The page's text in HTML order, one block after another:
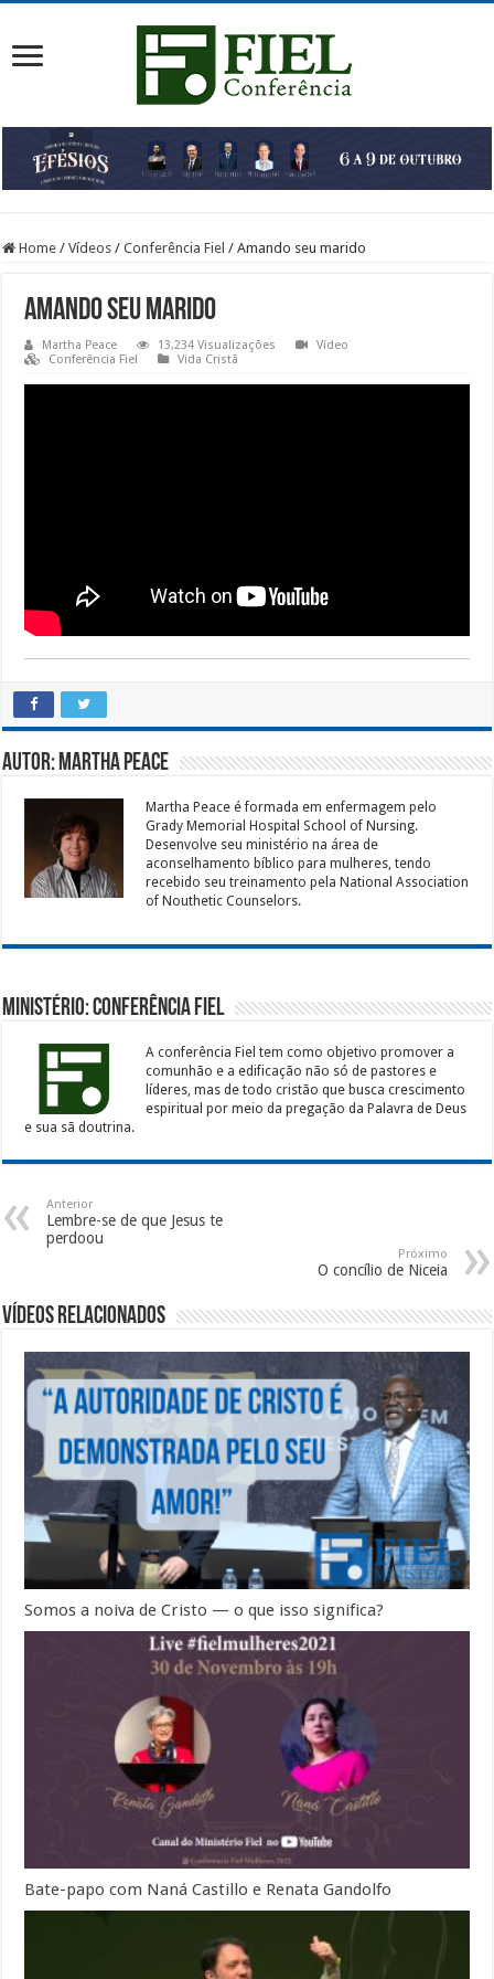
Home / Vídeos / Conferência Fiel / Amando seu marido
Amando seu marido
Martha Peace 13,234 Visualizações
Vídeo
Conferência Fiel
Vida Cristã
Autor: Martha Peace
Martha Peace é formada em enfermagem pelo
Grady Memorial Hospital School of Nursing.
Desenvolve seu ministério na área de
aconselhamento bíblico para mulheres, tendo
recebido seu treinamento pela National Association
of Nouthetic Counselors.
Ministério: Conferência Fiel
A conferência Fiel tem como objetivo promover a
comunhão e a edificação não só de pastores e
líderes, mas de todo cristão que busca crescimento
espiritual por meio da pregação da Palavra de Deus
e sua sã doutrina.
Anterior
Lembre-se de que Jesus te
perdoou
Próximo
O concílio de Niceia
Vídeos Relacionados
Somos a noiva de Cristo — o que isso significa?
Bate-papo com Naná Castillo e Renata Gandolfo